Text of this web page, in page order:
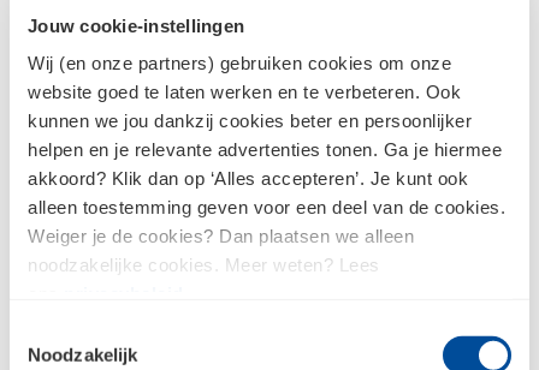
Jouw cookie-instellingen
Wij (en onze partners) gebruiken cookies om onze
website goed te laten werken en te verbeteren. Ook
kunnen we jou dankzij cookies beter en persoonlijker
helpen en je relevante advertenties tonen. Ga je hiermee
akkoord? Klik dan op ‘Alles accepteren’. Je kunt ook
alleen toestemming geven voor een deel van de cookies.
Weiger je de cookies? Dan plaatsen we alleen
noodzakelijke cookies. Meer weten? Lees
Noodzakelijk
Dubbelzijdig Linnentape
730 Wit 25 mtr - 50 mm
Speedymask Indoor
Papier bruin - 0,3x20 mtr